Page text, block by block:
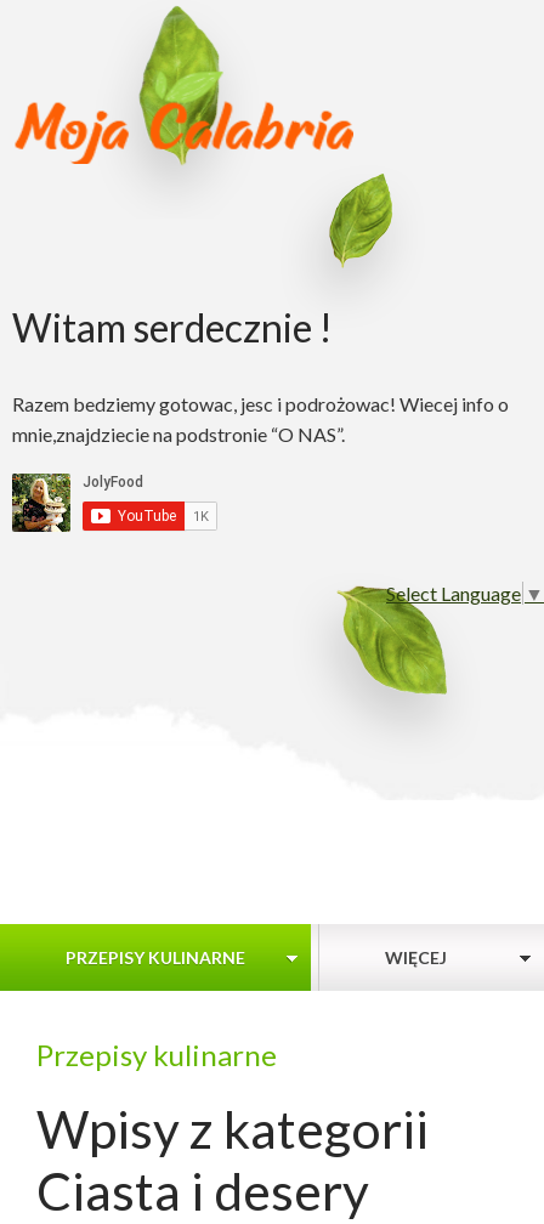
Witam serdecznie !
Razem bedziemy gotowac, jesc i podrożowac! Wiecej info o
mnie,znajdziecie na podstronie “O NAS”.
Select Language ▼
PRZEPISY KULINARNE WIĘCEJ
Przepisy kulinarne
Wpisy z kategorii
Ciasta i desery